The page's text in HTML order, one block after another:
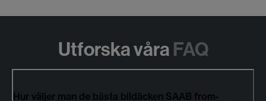
Utforska våra FAQ
Hur väljer man de bästa bildäcken SAAB from-